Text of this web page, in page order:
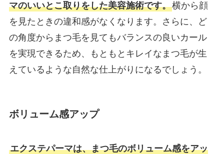
マのいいとこ取りをした美容施術です。横から顔
を見たときの違和感がなくなります。さらに、ど
の角度からまつ毛を見てもバランスの良いカール
を実現できるため、もともとキレイなまつ毛が生
えているような自然な仕上がりになるでしょう。
ボリューム感アップ
エクステパーマは、まつ毛のボリューム感をアッ